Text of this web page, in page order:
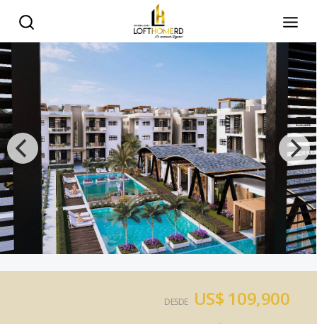
DESDE US$ 109,900